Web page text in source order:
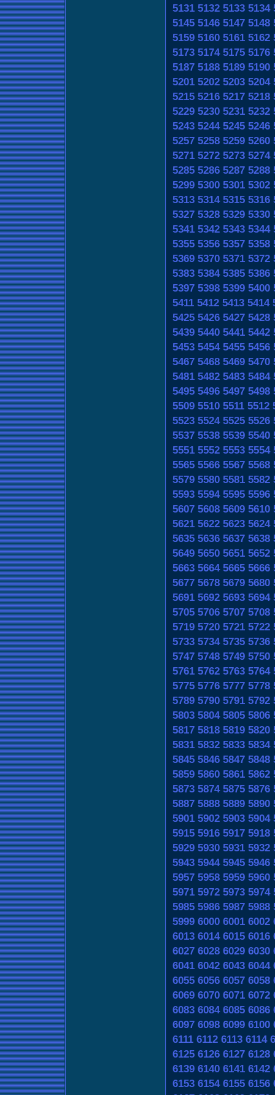
5131 5132 5133 5134
5145 5146 5147 5148
5159 5160 5161 5162
5173 5174 5175 5176
5187 5188 5189 5190
5201 5202 5203 5204
5215 5216 5217 5218
5229 5230 5231 5232
5243 5244 5245 5246
5257 5258 5259 5260
5271 5272 5273 5274
5285 5286 5287 5288
5299 5300 5301 5302
5313 5314 5315 5316
5327 5328 5329 5330
5341 5342 5343 5344
5355 5356 5357 5358
5369 5370 5371 5372
5383 5384 5385 5386
5397 5398 5399 5400
5411 5412 5413 5414
5425 5426 5427 5428
5439 5440 5441 5442
5453 5454 5455 5456
5467 5468 5469 5470
5481 5482 5483 5484
5495 5496 5497 5498
5509 5510 5511 5512
5523 5524 5525 5526
5537 5538 5539 5540
5551 5552 5553 5554
5565 5566 5567 5568
5579 5580 5581 5582
5593 5594 5595 5596
5607 5608 5609 5610
5621 5622 5623 5624
5635 5636 5637 5638
5649 5650 5651 5652
5663 5664 5665 5666
5677 5678 5679 5680
5691 5692 5693 5694
5705 5706 5707 5708
5719 5720 5721 5722
5733 5734 5735 5736
5747 5748 5749 5750
5761 5762 5763 5764
5775 5776 5777 5778
5789 5790 5791 5792
5803 5804 5805 5806
5817 5818 5819 5820
5831 5832 5833 5834
5845 5846 5847 5848
5859 5860 5861 5862
5873 5874 5875 5876
5887 5888 5889 5890
5901 5902 5903 5904
5915 5916 5917 5918
5929 5930 5931 5932
5943 5944 5945 5946
5957 5958 5959 5960
5971 5972 5973 5974
5985 5986 5987 5988
5999 6000 6001 6002
6013 6014 6015 6016
6027 6028 6029 6030
6041 6042 6043 6044
6055 6056 6057 6058
6069 6070 6071 6072
6083 6084 6085 6086
6097 6098 6099 6100
6111 6112 6113 6114
6125 6126 6127 6128
6139 6140 6141 6142
6153 6154 6155 6156